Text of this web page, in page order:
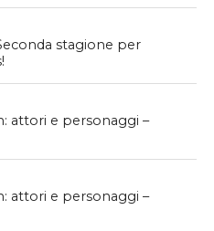
stagione per
attori e personaggi –
attori e personaggi –